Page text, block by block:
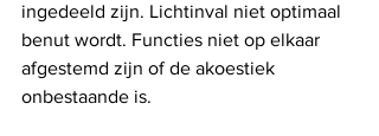
ingedeeld zijn. Lichtinval niet optimaal
benut wordt. Functies niet op elkaar
afgestemd zijn of de akoestiek
onbestaande is.